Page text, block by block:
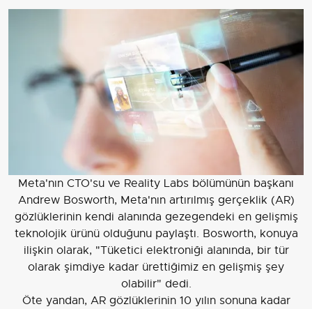
Meta'nın CTO'su ve Reality Labs bölümünün başkanı
Andrew Bosworth, Meta'nın artırılmış gerçeklik (AR)
gözlüklerinin kendi alanında gezegendeki en gelişmiş
teknolojik ürünü olduğunu paylaştı. Bosworth, konuya
ilişkin olarak, "Tüketici elektroniği alanında, bir tür
olarak şimdiye kadar ürettiğimiz en gelişmiş şey
olabilir" dedi.
Öte yandan, AR gözlüklerinin 10 yılın sonuna kadar